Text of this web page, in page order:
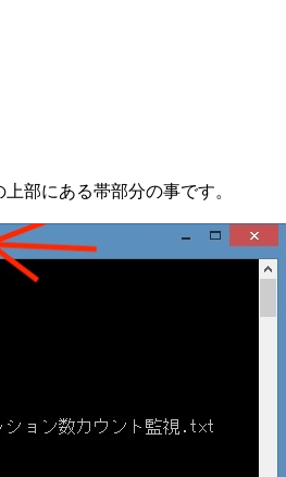
部にある帯部分の事です。